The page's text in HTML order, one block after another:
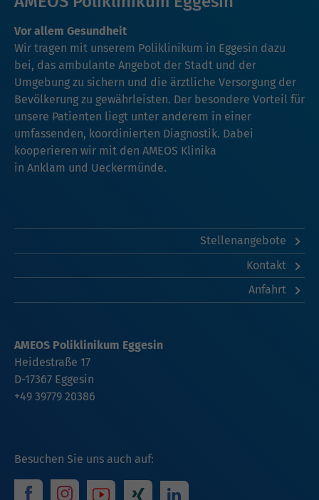
Vor allem Gesundheit
Wir tragen mit unserem Poliklinikum in Eggesin dazu
bei, das ambulante Angebot der Stadt und der
Umgebung zu sichern und die ärztliche Versorgung der
Bevölkerung zu gewährleisten. Der besondere Vorteil für
unsere Patienten liegt unter anderem in einer
umfassenden, koordinierten Diagnostik. Dabei
kooperieren wir mit den AMEOS Klinika
in Anklam und Ueckermünde.
Stellenangebote
Kontakt
Anfahrt
Besuchen Sie uns auch auf:
AMEOS Poliklinikum Eggesin
Heidestraße 17
D-17367 Eggesin
+49 39779 20386